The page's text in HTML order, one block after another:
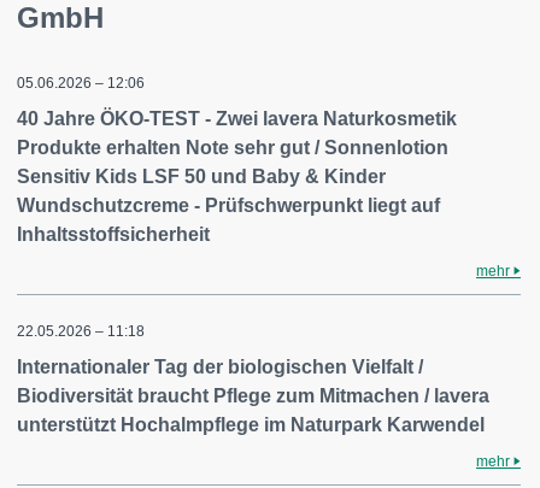
GmbH
05.06.2026 – 12:06
40 Jahre ÖKO-TEST - Zwei lavera Naturkosmetik
Produkte erhalten Note sehr gut / Sonnenlotion
Sensitiv Kids LSF 50 und Baby & Kinder
Wundschutzcreme - Prüfschwerpunkt liegt auf
Inhaltsstoffsicherheit
mehr
22.05.2026 – 11:18
Internationaler Tag der biologischen Vielfalt /
Biodiversität braucht Pflege zum Mitmachen / lavera
unterstützt Hochalmpflege im Naturpark Karwendel
mehr